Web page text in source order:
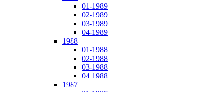
01-1989
02-1989
03-1989
04-1989
1988
01-1988
02-1988
03-1988
04-1988
1987